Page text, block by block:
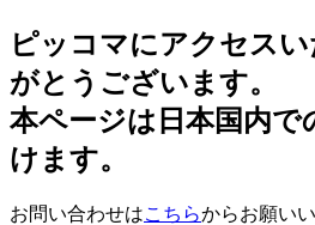
ピッコマにアクセス
がとうございます。
本ページは日本国内で
けます。
お問い合わせはこちらからお願い